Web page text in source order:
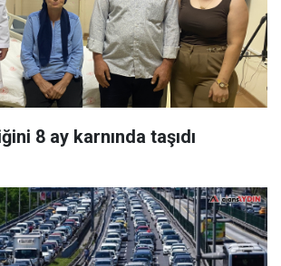
8 ay karnında taşıdı